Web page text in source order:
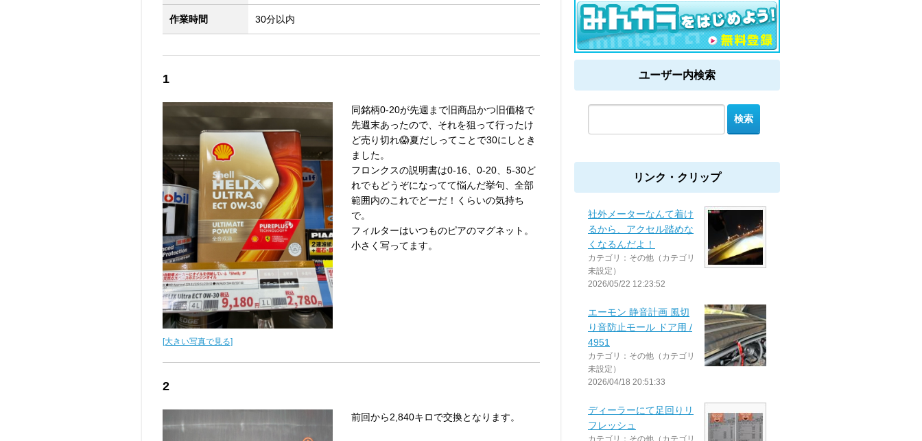
作業時間 30分以内
1
[大きい写真で見る]
同銘柄0-20が先週まで旧商品かつ旧価格で
先週末あったので、それを狙って行ったけ
ど売り切れ😱夏だしってことで30にしとき
ました。
フロンクスの説明書は0-16、0-20、5-30ど
れでもどうぞになってて悩んだ挙句、全部
範囲内のこれでどーだ！くらいの気持ち
で。
フィルターはいつものピアのマグネット。
小さく写ってます。
2
前回から2,840キロで交換となります。
ユーザー内検索
リンク・クリップ
社外メーターなんて着け
るから、アクセル踏めな
くなるんだよ！
カテゴリ：その他（カテゴリ
未設定）
2026/05/22 12:23:52
エーモン 静音計画 風切
り音防止モール ドア用 /
4951
カテゴリ：その他（カテゴリ
未設定）
2026/04/18 20:51:33
ディーラーにて足回りリ
フレッシュ
カテゴリ：その他（カテゴリ